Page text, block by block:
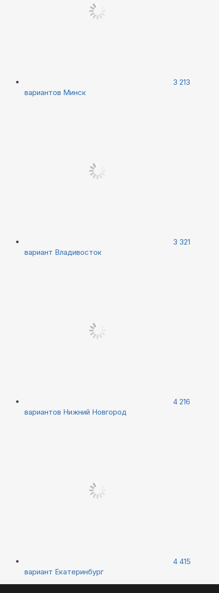
3 213
вариантов Минск
3 321
вариант Владивосток
4 216
вариантов Нижний Новгород
4 415
вариант Екатеринбург